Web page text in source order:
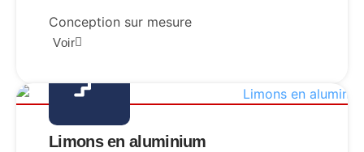
Conception sur mesure
Voir
Limons en aluminium